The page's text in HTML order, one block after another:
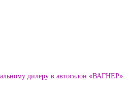
дилеру в автосалон «ВАГНЕР»